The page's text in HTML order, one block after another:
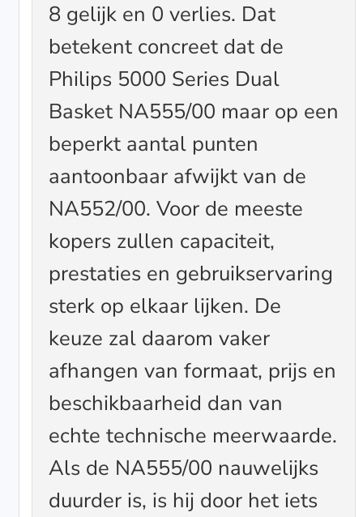
8 gelijk en 0 verlies. Dat
betekent concreet dat de
Philips 5000 Series Dual
Basket NA555/00 maar op een
beperkt aantal punten
aantoonbaar afwijkt van de
NA552/00. Voor de meeste
kopers zullen capaciteit,
prestaties en gebruikservaring
sterk op elkaar lijken. De
keuze zal daarom vaker
afhangen van formaat, prijs en
beschikbaarheid dan van
echte technische meerwaarde.
Als de NA555/00 nauwelijks
duurder is, is hij door het iets